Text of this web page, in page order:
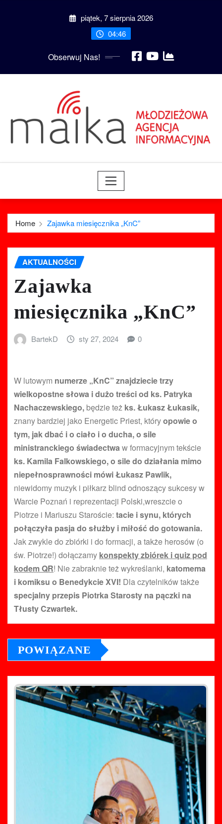
piątek, 7 sierpnia 2026
04:46
Obserwuj Nas!
Home Zajawka miesięcznika „KnC”
AKTUALNOŚCI
Zajawka
miesięcznika „KnC”
BartekD sty 27, 2024 0
W lutowym numerze „KnC” znajdziecie trzy
wielkopostne słowa i dużo treści od ks. Patryka
Nachaczewskiego, będzie też ks. Łukasz Łukasik,
znany bardziej jako Energetic Priest, któryopowie o
tym, jak dbać i o ciało i o ducha, o sile
ministranckiego świadectwaw formacyjnym tekście
ks. Kamila Falkowskiego, o sile do działania mimo
niepełnosprawności mówi Łukasz Pawlik,
niewidomy muzyk i piłkarz blind odnoszący sukcesy w
Warcie Poznań i reprezentacji Polski,wreszcie o
Piotrze i Mariuszu Staroście: tacie i synu, których
połączyła pasja do służby i miłość do gotowania.
Jak zwykle do zbiórki i do formacji, a także herosów (o
św. Piotrze!) dołączamy konspekty zbiórek i quiz pod
kodem QR! Nie zabraknie też wykreślanki, katomema
i komiksu o Benedykcie XVI! Dla czytelników także
specjalny przepis Piotrka Starosty na pączki na
Tłusty Czwartek.
POWIĄZANE